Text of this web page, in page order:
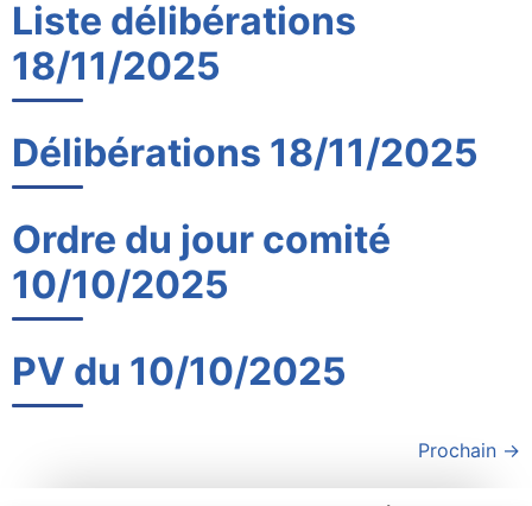
Liste délibérations
18/11/2025
Délibérations 18/11/2025
Ordre du jour comité
10/10/2025
PV du 10/10/2025
Prochain →